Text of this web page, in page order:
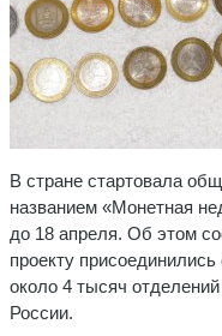
В стране стартовала
названием «Монетная
до 18 апреля. Об этом
проекту
около 4 тысяч
России.